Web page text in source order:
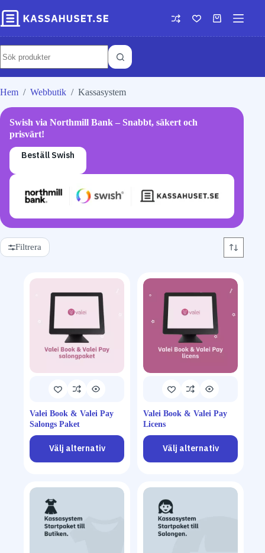
Hem / Webbutik / Kassasystem
Swish via Northmill Bank – Snabbt, säkert och
prisvärt!
Beställ Swish
Filtrera
Valei Book & Valei Pay
Salongs Paket
Välj alternativ
Valei Book & Valei Pay
Licens
Välj alternativ